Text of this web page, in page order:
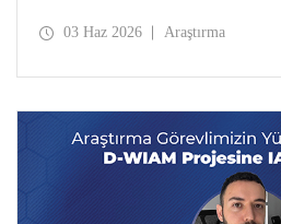
Avrupa desteği kazandı. Bu
03 Haz 2026 Araştırma